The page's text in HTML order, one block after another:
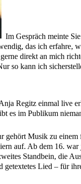
Im Gespräch meinte
das ich erfahre,
direkt an mich
so kann ich
Regitz einmal live
es im Publikum
gehört Musik zu
auf. Ab dem 16.
Standbein, die
getextetes Lied – für